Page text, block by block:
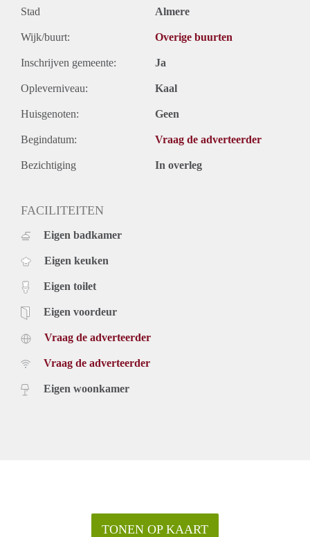
Stad Almere
Wijk/buurt: Overige buurten
Inschrijven gemeente: Ja
Opleverniveau: Kaal
Huisgenoten: Geen
Begindatum: Vraag de adverteerder
Bezichtiging In overleg
FACILITEITEN
Eigen badkamer
Eigen keuken
Eigen toilet
Eigen voordeur
Vraag de adverteerder
Vraag de adverteerder
Eigen woonkamer
TONEN OP KAART